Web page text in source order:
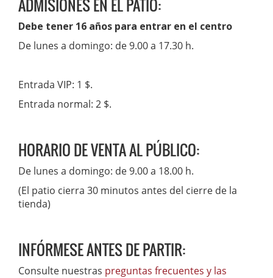
ADMISIONES EN EL PATIO:
Debe tener 16 años para entrar en el centro
De lunes a domingo: de 9.00 a 17.30 h.
Entrada VIP: 1 $.
Entrada normal: 2 $.
HORARIO DE VENTA AL PÚBLICO:
De lunes a domingo: de 9.00 a 18.00 h.
(El patio cierra 30 minutos antes del cierre de la
tienda)
INFÓRMESE ANTES DE PARTIR:
Consulte nuestras preguntas frecuentes y las